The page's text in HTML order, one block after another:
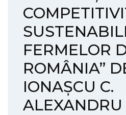
FERMELOR
ROMÂNIA”
IONAȘCU C.
ALEXANDRU